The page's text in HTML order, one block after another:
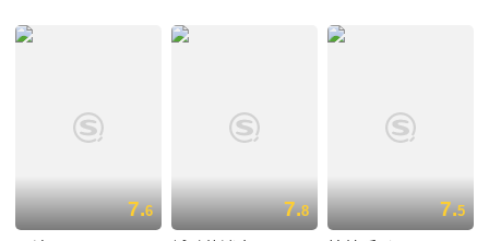
7.6 7.8 7.5